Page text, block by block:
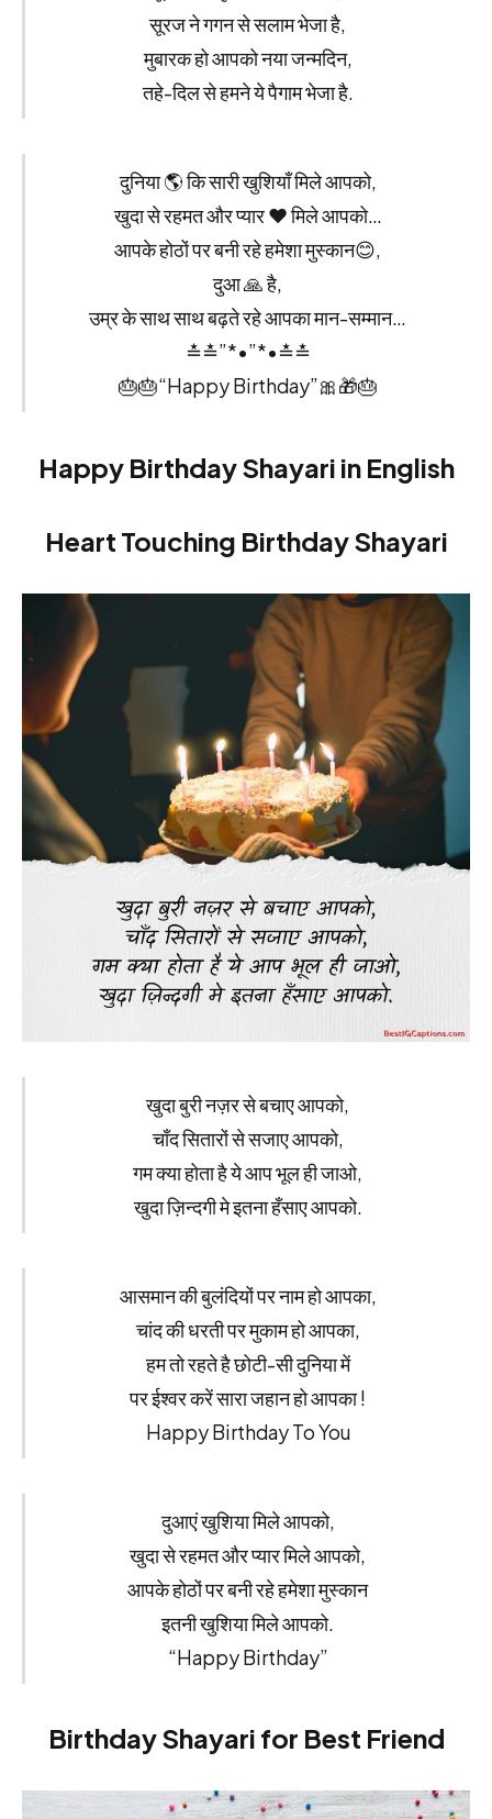
सूरज ने गगन से सलाम भेजा है,
मुबारक हो आपको नया जन्मदिन,
तहे-दिल से हमने ये पैगाम भेजा है.
दुनिया 🌎 कि सारी खुशियाँ मिले आपको,
खुदा से रहमत और प्यार ❤️ मिले आपको…
आपके होठों पर बनी रहे हमेशा मुस्कान😊,
दुआ 🙏 है,
उम्र के साथ साथ बढ़ते रहे आपका मान-सम्मान…
≛≛”*•”*•≛≛
🎂🎂“Happy Birthday”🎀🎁🎂
Happy Birthday Shayari in English
Heart Touching Birthday Shayari
खुदा बुरी नज़र से बचाए आपको,
चाँद सितारों से सजाए आपको,
गम क्या होता है ये आप भूल ही जाओ,
खुदा ज़िन्दगी मे इतना हँसाए आपको.
आसमान की बुलंदियों पर नाम हो आपका,
चांद की धरती पर मुकाम हो आपका,
हम तो रहते है छोटी-सी दुनिया में
पर ईश्वर करें सारा जहान हो आपका !
Happy Birthday To You
दुआएं खुशिया मिले आपको,
खुदा से रहमत और प्यार मिले आपको,
आपके होठों पर बनी रहे हमेशा मुस्कान
इतनी खुशिया मिले आपको.
“Happy Birthday”
Birthday Shayari for Best Friend